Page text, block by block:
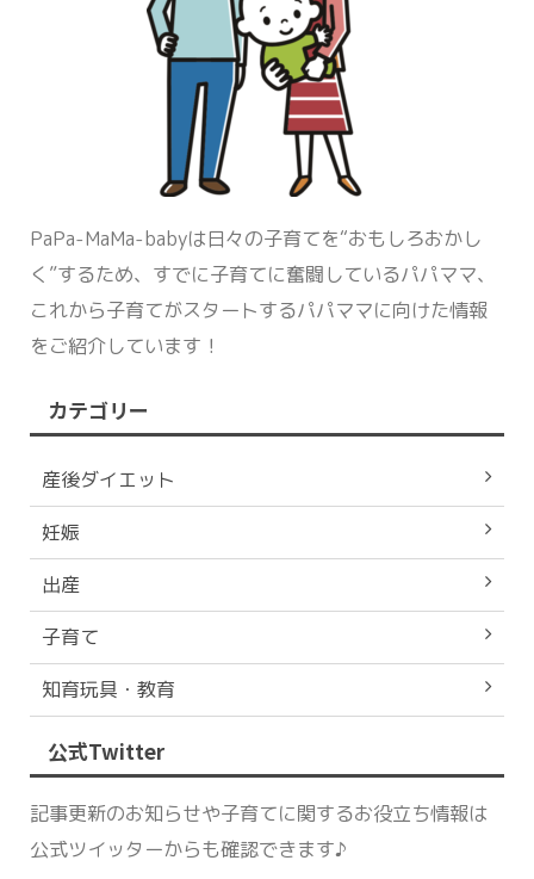
PaPa-MaMa-babyは日々の子育てを“おもしろおかし
く”するため、すでに子育てに奮闘しているパパママ、
これから子育てがスタートするパパママに向けた情報
をご紹介しています！
カテゴリー
産後ダイエット
妊娠
出産
子育て
知育玩具・教育
公式Twitter
記事更新のお知らせや子育てに関するお役立ち情報は
公式ツイッターからも確認できます♪